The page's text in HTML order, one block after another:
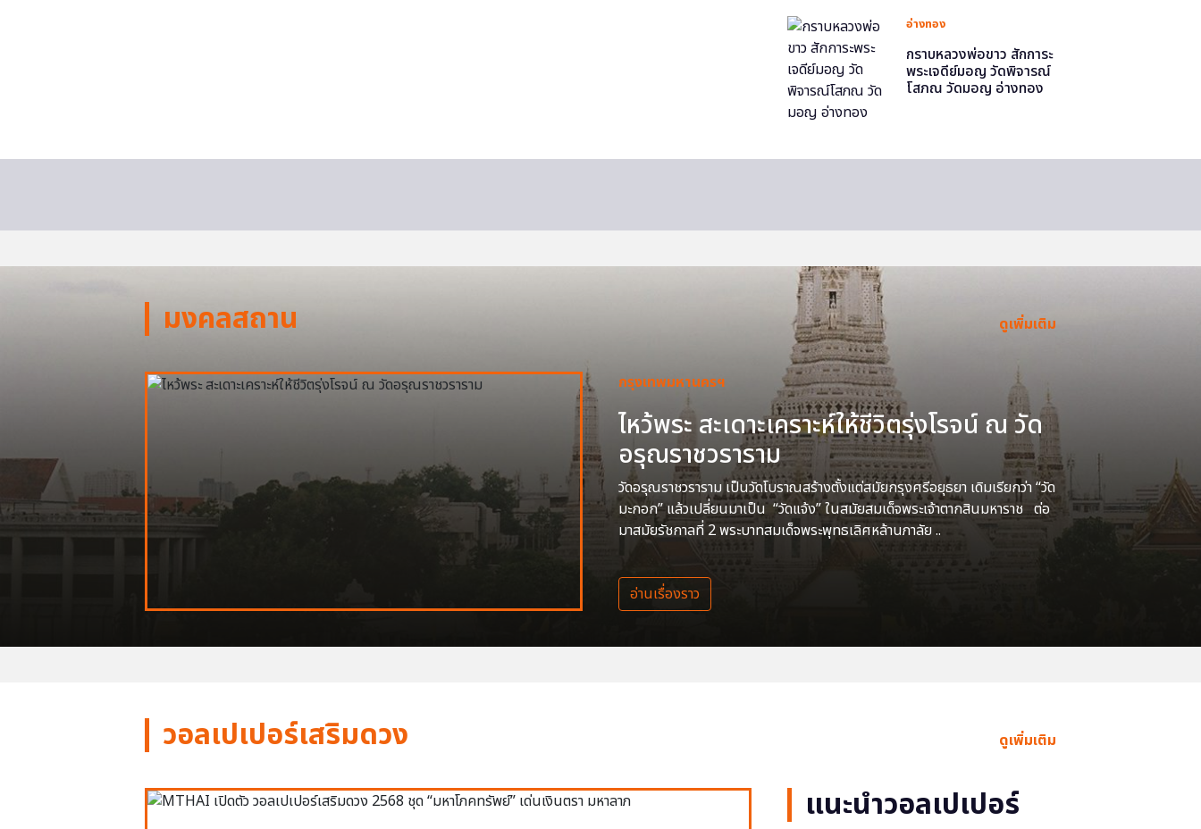
อ่างทอง
กราบหลวงพ่อขาว สักการะ
พระเจดีย์มอญ วัดพิจารณ์
โสภณ วัดมอญ อ่างทอง
มงคลสถาน ดูเพิ่มเติม
กรุงเทพมหานครฯ
ไหว้พระ สะเดาะเคราะห์ให้ชีวิตรุ่งโรจน์ ณ วัด
อรุณราชวราราม
วัดอรุณราชวราราม เป็นวัดโบราณสร้างตั้งแต่สมัยกรุงศรีอยุธยา เดิมเรียกว่า “วัด
มะกอก” แล้วเปลี่ยนมาเป็น “วัดแจ้ง” ในสมัยสมเด็จพระเจ้าตากสินมหาราช ต่อ
มาสมัยรัชกาลที่ 2 พระบาทสมเด็จพระพุทธเลิศหล้านภาลัย ..
อ่านเรื่องราว
วอลเปเปอร์เสริมดวง ดูเพิ่มเติม
แนะนำวอลเปเปอร์